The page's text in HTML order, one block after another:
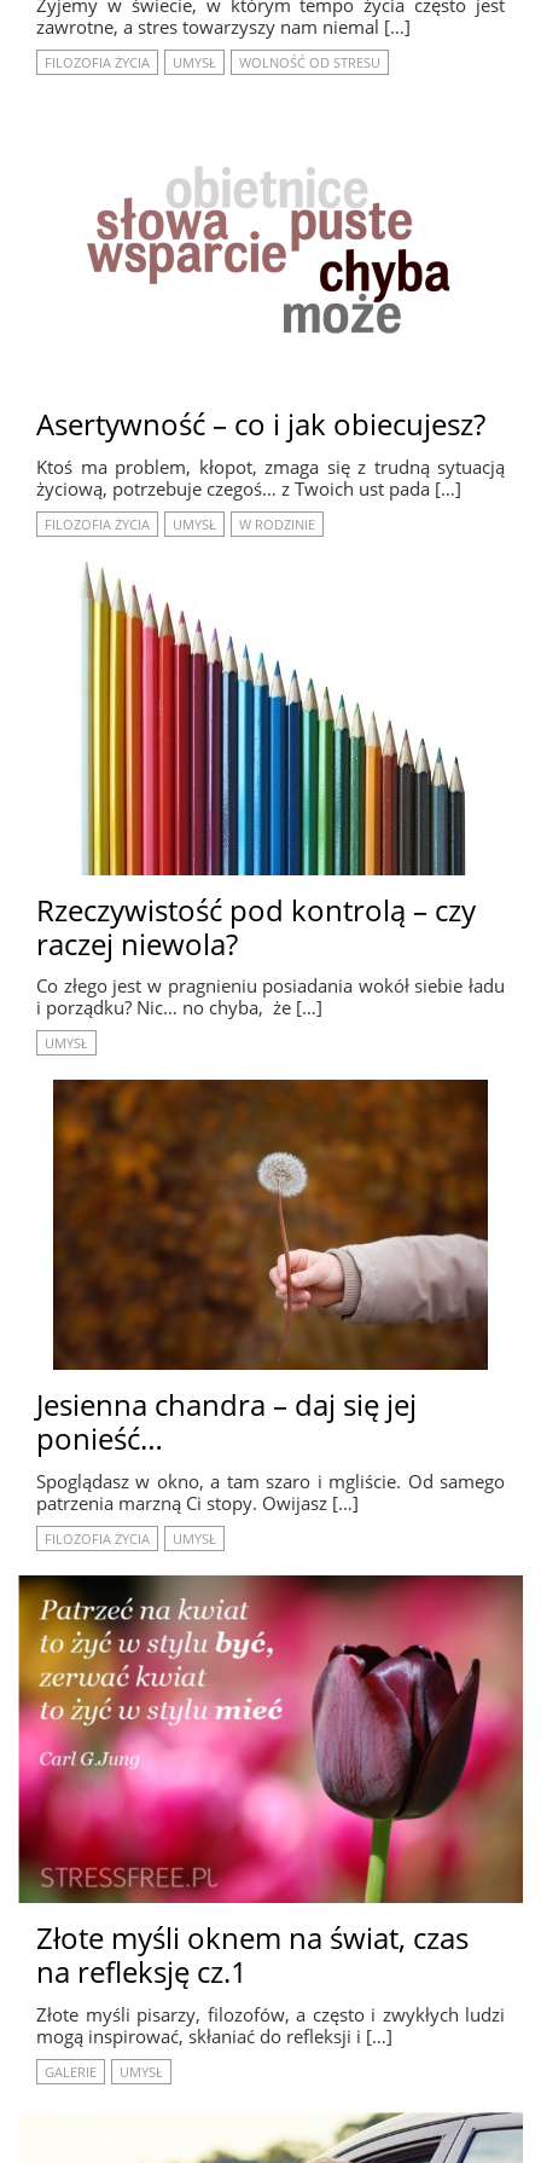
Żyjemy w świecie, w którym tempo życia często jest
zawrotne, a stres towarzyszy nam niemal […]
FILOZOFIA ŻYCIA UMYSŁ WOLNOŚĆ OD STRESU
Asertywność – co i jak obiecujesz?
Ktoś ma problem, kłopot, zmaga się z trudną sytuacją
życiową, potrzebuje czegoś… z Twoich ust pada […]
FILOZOFIA ŻYCIA UMYSŁ W RODZINIE
Rzeczywistość pod kontrolą – czy
raczej niewola?
Co złego jest w pragnieniu posiadania wokół siebie ładu
i porządku? Nic… no chyba, że […]
UMYSŁ
Jesienna chandra – daj się jej
ponieść…
Spoglądasz w okno, a tam szaro i mgliście. Od samego
patrzenia marzną Ci stopy. Owijasz […]
FILOZOFIA ŻYCIA UMYSŁ
Złote myśli oknem na świat, czas
na refleksję cz.1
Złote myśli pisarzy, filozofów, a często i zwykłych ludzi
mogą inspirować, skłaniać do refleksji i […]
GALERIE UMYSŁ